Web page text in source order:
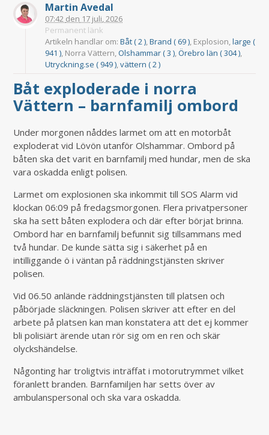
Martin Avedal
07:42 den 17 juli, 2026
Permanent länk
Artikeln handlar om:Båt ( 2 ),Brand ( 69 ), Explosion,large (
941 ), Norra Vättern,Olshammar ( 3 ),Örebro län ( 304 ),
Utryckning.se ( 949 ),vättern ( 2 )
Båt exploderade i norra
Vättern – barnfamilj ombord
Under morgonen nåddes larmet om att en motorbåt
exploderat vid Lövön utanför Olshammar. Ombord på
båten ska det varit en barnfamilj med hundar, men de ska
vara oskadda enligt polisen.
Larmet om explosionen ska inkommit till SOS Alarm vid
klockan 06:09 på fredagsmorgonen. Flera privatpersoner
ska ha sett båten explodera och där efter börjat brinna.
Ombord har en barnfamilj befunnit sig tillsammans med
två hundar. De kunde sätta sig i säkerhet på en
intilliggande ö i väntan på räddningstjänsten skriver
polisen.
Vid 06.50 anlände räddningstjänsten till platsen och
påbörjade släckningen. Polisen skriver att efter en del
arbete på platsen kan man konstatera att det ej kommer
bli polisiärt ärende utan rör sig om en ren och skär
olyckshändelse.
Någonting har troligtvis inträffat i motorutrymmet vilket
föranlett branden. Barnfamiljen har setts över av
ambulanspersonal och ska vara oskadda.